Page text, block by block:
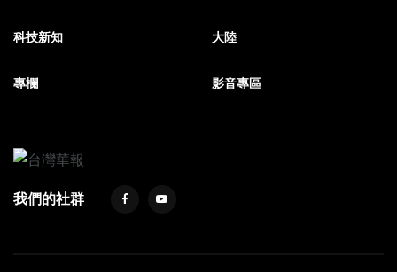
科技新知 大陸
專欄 影音專區
我們的社群